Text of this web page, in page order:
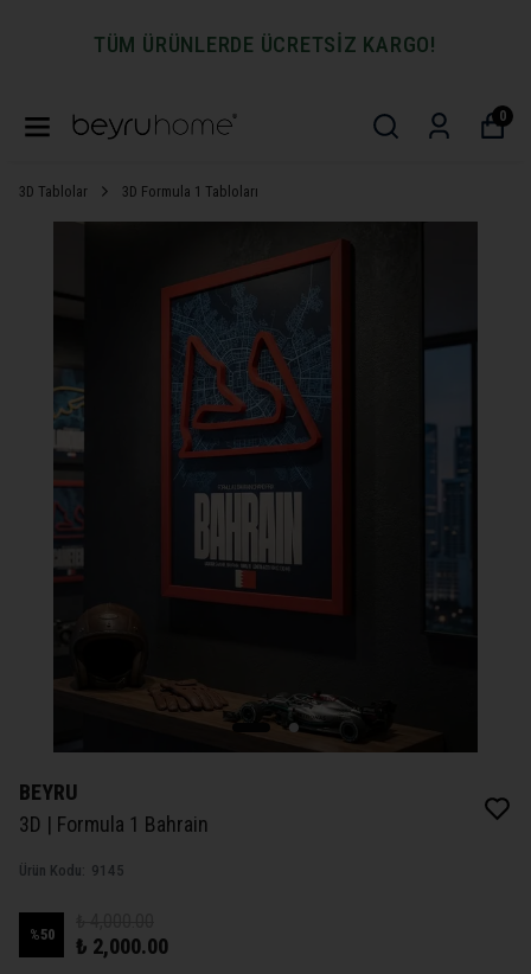
TÜM ÜRÜNLERDE ÜCRETSİZ KARGO!
0
3D Tablolar 3D Formula 1 Tabloları
BEYRU
3D | Formula 1 Bahrain
Ürün Kodu: 9145
%50 ₺ 2,000.00